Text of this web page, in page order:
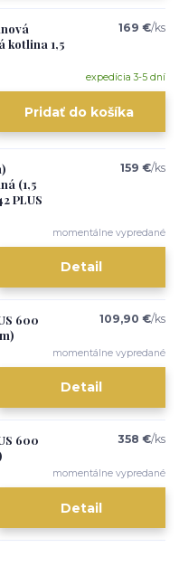
kotlina 1,5
169 €/ks
expedícia 3-5 dní
Pridať do košíka
(1,5
PLUS
159 €/ks
momentálne vypredané
Detail
600
109,90 €/ks
momentálne vypredané
Detail
600
358 €/ks
momentálne vypredané
Detail